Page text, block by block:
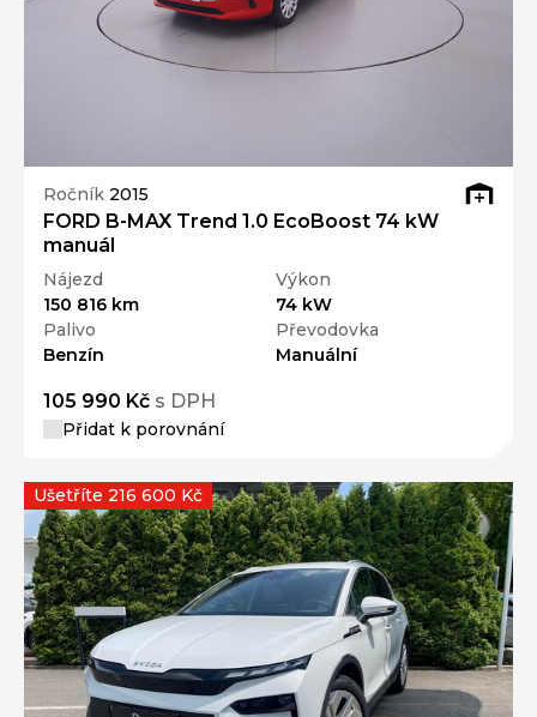
Ročník 2015
FORD B-MAX Trend 1.0 EcoBoost 74 kW
manuál
Nájezd
150 816 km
Výkon
74 kW
Palivo
Benzín
Převodovka
Manuální
105 990 Kč s DPH
Přidat k porovnání
Ušetříte 216 600 Kč